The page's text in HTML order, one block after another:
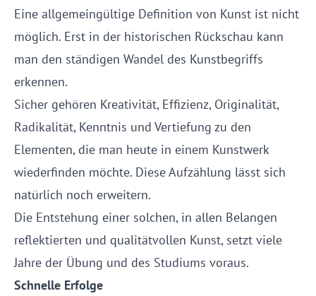
Eine allgemeingültige Definition von Kunst ist nicht
möglich. Erst in der historischen Rückschau kann
man den ständigen Wandel des Kunstbegriffs
erkennen.
Sicher gehören Kreativität, Effizienz, Originalität,
Radikalität, Kenntnis und Vertiefung zu den
Elementen, die man heute in einem Kunstwerk
wiederfinden möchte. Diese Aufzählung lässt sich
natürlich noch erweitern.
Die Entstehung einer solchen, in allen Belangen
reflektierten und qualitätvollen Kunst, setzt viele
Jahre der Übung und des Studiums voraus.
Schnelle Erfolge